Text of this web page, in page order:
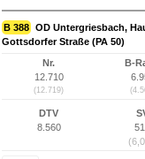
B 388 OD Untergriesbach,
Gottsdorfer Straße (PA 50)
Nr.
12.710
(12.719)
B-
DTV
8.560